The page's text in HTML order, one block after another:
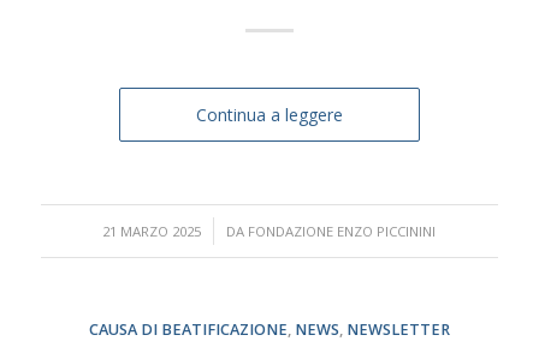
Continua a leggere
21 MARZO 2025
/ DA FONDAZIONE ENZO PICCININI
CAUSA DI BEATIFICAZIONE, NEWS, NEWSLETTER